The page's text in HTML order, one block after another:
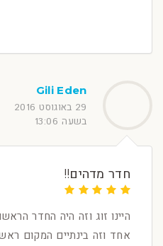
Gili Eden
29 באוגוסט 2016
בשעה 13:06
חדר מדהים!!
היינו זוג וזה היה החדר
אחד וזה בינתיים המקום